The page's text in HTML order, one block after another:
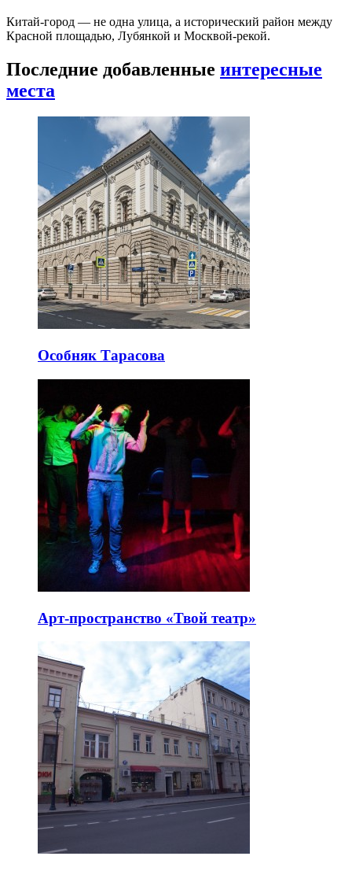
Китай-город — не одна улица, а исторический район между
Красной площадью, Лубянкой и Москвой-рекой.
Последние добавленные интересные
места
Особняк Тарасова
Арт-пространство «Твой театр»